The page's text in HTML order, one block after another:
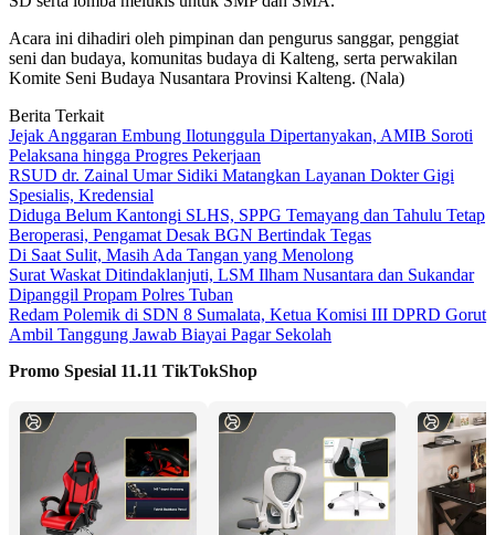
Acara ini dihadiri oleh pimpinan dan pengurus sanggar, penggiat
seni dan budaya, komunitas budaya di Kalteng, serta perwakilan
Komite Seni Budaya Nusantara Provinsi Kalteng. (Nala)
Berita Terkait
Jejak Anggaran Embung Ilotunggula Dipertanyakan, AMIB Soroti
Pelaksana hingga Progres Pekerjaan
RSUD dr. Zainal Umar Sidiki Matangkan Layanan Dokter Gigi
Spesialis, Kredensial
Diduga Belum Kantongi SLHS, SPPG Temayang dan Tahulu Tetap
Beroperasi, Pengamat Desak BGN Bertindak Tegas
Di Saat Sulit, Masih Ada Tangan yang Menolong
Surat Waskat Ditindaklanjuti, LSM Ilham Nusantara dan Sukandar
Dipanggil Propam Polres Tuban
Redam Polemik di SDN 8 Sumalata, Ketua Komisi III DPRD Gorut
Ambil Tanggung Jawab Biayai Pagar Sekolah
Promo Spesial 11.11 TikTokShop